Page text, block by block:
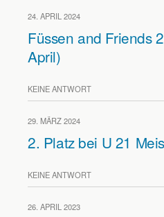
24. APRIL 2024
Füssen and Friends
April)
KEINE ANTWORT
29. MÄRZ 2024
2. Platz bei U 21
KEINE ANTWORT
26. APRIL 2023